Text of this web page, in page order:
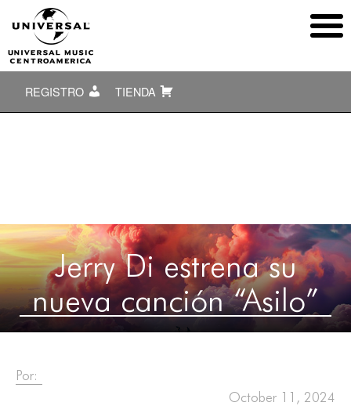
REGISTRO TIENDA
Jerry Di estrena su
nueva canción “Asilo”
Por:
October 11, 2024